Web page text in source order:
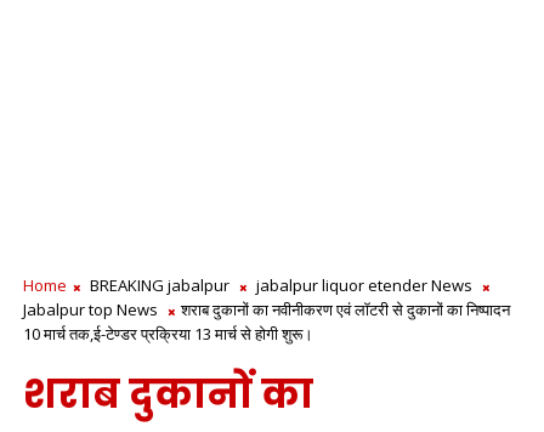
Home BREAKING jabalpur
jabalpur liquor etender News
Jabalpur top News
शराब दुकानों का नवीनीकरण एवं लॉटरी से दुकानों का निष्‍पादन
10 मार्च तक,ई-टेण्‍डर प्रक्रिया 13 मार्च से होगी शुरू।
शराब दुकानों का